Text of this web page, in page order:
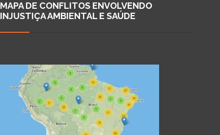
MAPA DE CONFLITOS ENVOLVENDO
INJUSTIÇA AMBIENTAL E SAÚDE